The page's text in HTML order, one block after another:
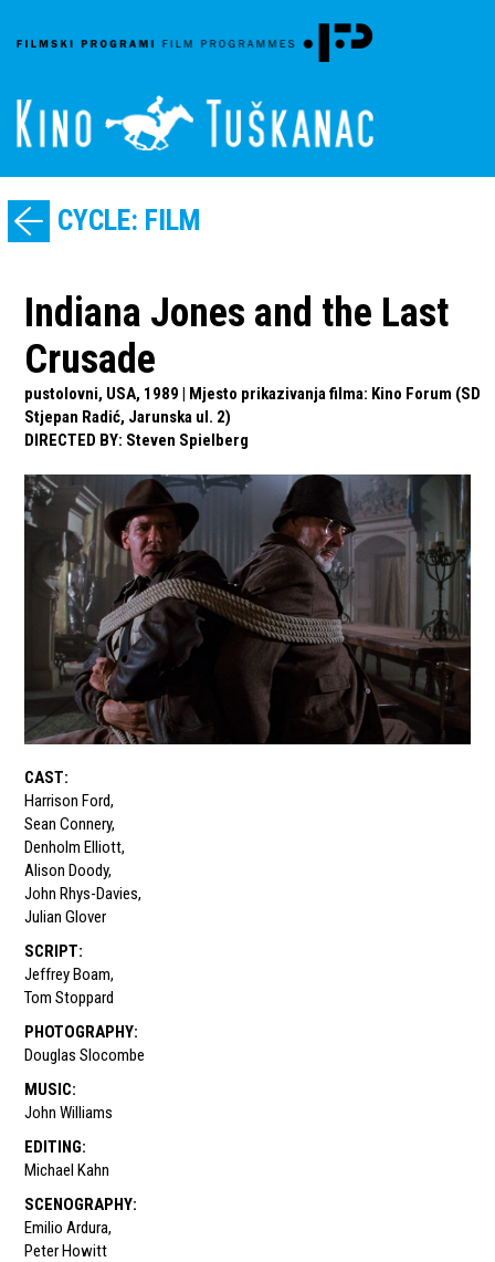
CYCLE: FILM
Indiana Jones and the Last
Crusade
pustolovni, USA, 1989 | Mjesto prikazivanja filma: Kino Forum (SD
Stjepan Radić, Jarunska ul. 2)
DIRECTED BY: Steven Spielberg
CAST:
Harrison Ford,
Sean Connery,
Denholm Elliott,
Alison Doody,
John Rhys-Davies,
Julian Glover
SCRIPT:
Jeffrey Boam,
Tom Stoppard
PHOTOGRAPHY:
Douglas Slocombe
MUSIC:
John Williams
EDITING:
Michael Kahn
SCENOGRAPHY:
Emilio Ardura,
Peter Howitt